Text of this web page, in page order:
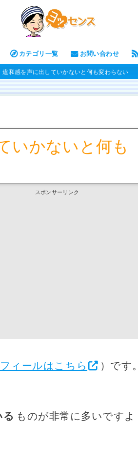
カテゴリ一覧 お問い合わせ
違和感を声に出していかないと何も変わらない
いかないと何も
スポンサーリンク
ィールはこちら ）です。
る ものが非常に多いですよ